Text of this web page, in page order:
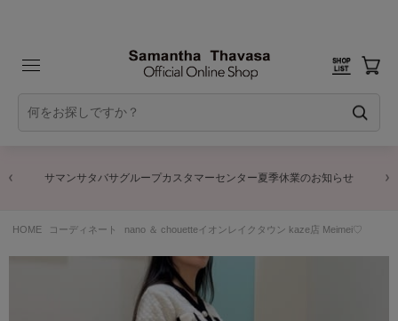
サマンサタバサグループカスタマーセンター夏季休業のお知らせ
HOME コーディネート nano ＆ chouetteイオンレイクタウン kaze店 Meimei♡